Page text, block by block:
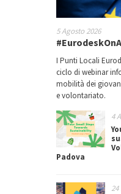
5 Agosto 2026
I Punti Locali
ciclo di webinar
mobilità dei
e volontariato.
4
Padova